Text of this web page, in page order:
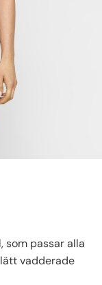
som passar alla
vadderade